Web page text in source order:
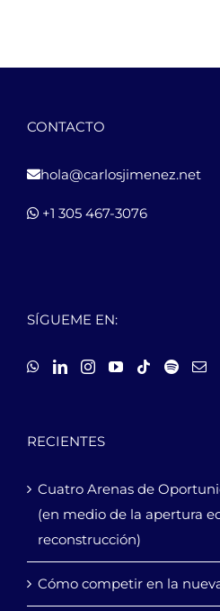
CONTACTO
hola@carlosjimenez.net
+1 305 467-3076
SÍGUEME EN:
RECIENTES
Cuatro Arenas de
(en medio de la apertura
reconstrucción)
Cómo competir en la